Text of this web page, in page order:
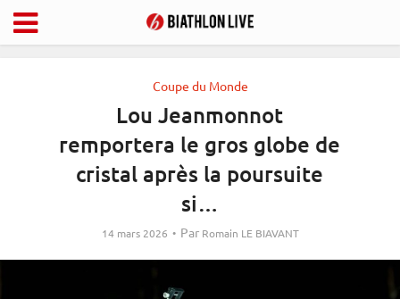
Coupe du Monde
Lou Jeanmonnot
remportera le gros globe de
cristal après la poursuite
si…
14 mars 2026 Par Romain LE BIAVANT